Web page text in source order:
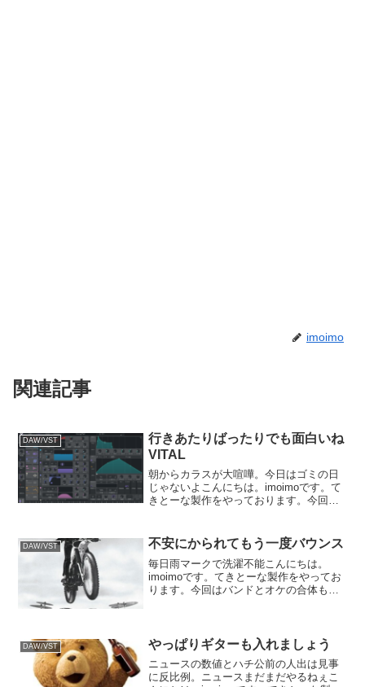
imoimo
関連記事
DAW/VST
行きあたりばったりでも面白いね
VITAL
朝からカラスが大喧嘩。今日はゴミの日
じゃないよこんにちは。imoimoです。て
きとーな製作をやっております。今回は
ィのトラックを作っております。「弾か
ない」「歌わない」...
DAW/VST 不安にかられてもう一度バウンス
毎日雨マークで洗濯不能こんにちは。
imoimoです。てきとーな製作をやってお
ります。今回はバンドとオケの合体も
ったので、取り敢えず一...
DAW/VST やっぱりギターも入れましょう
ニュースの数値とハチ公前の人出は見事
に反比例。ニュースまだまだやるねぇこ